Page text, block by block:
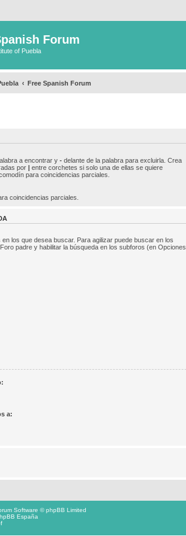
Forum
of Puebla
Free Spanish Forum
a encontrar y - delante de la palabra para excluirla. Crea
por | entre corchetes si solo una de ellas se quiere
para coincidencias parciales.
coincidencias parciales.
los que desea buscar. Para agilizar puede buscar en los
padre y habilitar la búsqueda en los subforos (en Opciones
a:
Software © phpBB Limited
España